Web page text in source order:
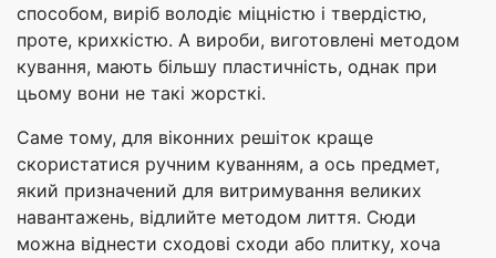
способом, виріб володіє міцністю і твердістю,
проте, крихкістю. А вироби, виготовлені методом
кування, мають більшу пластичність, однак при
цьому вони не такі жорсткі.
Саме тому, для віконних решіток краще
скористатися ручним куванням, а ось предмет,
який призначений для витримування великих
навантажень, відлийте методом лиття. Сюди
можна віднести сходові сходи або плитку, хоча